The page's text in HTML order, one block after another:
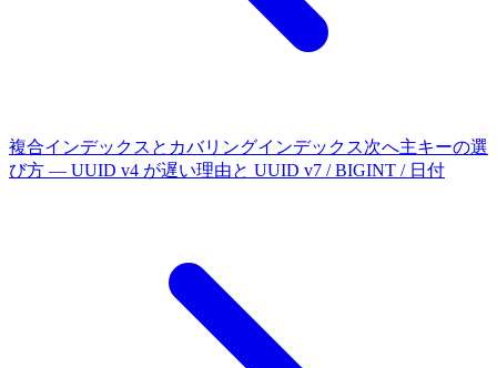
複合インデックスとカバリングインデックス次へ主キーの選
び方 — UUID v4 が遅い理由と UUID v7 / BIGINT / 日付